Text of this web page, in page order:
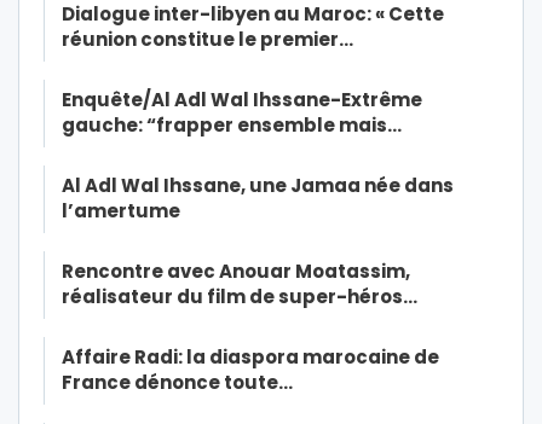
Dialogue inter-libyen au Maroc: « Cette
réunion constitue le premier…
Enquête/Al Adl Wal Ihssane-Extrême
gauche: “frapper ensemble mais…
Al Adl Wal Ihssane, une Jamaa née dans
l’amertume
Rencontre avec Anouar Moatassim,
réalisateur du film de super-héros…
Affaire Radi: la diaspora marocaine de
France dénonce toute…